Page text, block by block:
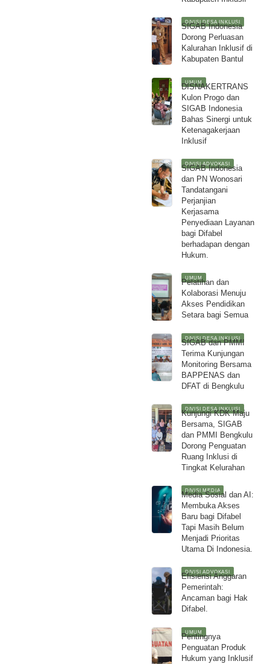
DIVISI DESA INKLUSI
SIGAB Indonesia
Dorong Perluasan
Kalurahan Inklusif di
Kabupaten Bantul
UMUM
DISNAKERTRANS
Kulon Progo dan
SIGAB Indonesia
Bahas Sinergi untuk
Ketenagakerjaan
Inklusif
DIVISI ADVOKASI
SIGAB Indonesia
dan PN Wonosari
Tandatangani
Perjanjian
Kerjasama
Penyediaan Layanan
bagi Difabel
berhadapan dengan
Hukum.
UMUM
Pelatihan dan
Kolaborasi Menuju
Akses Pendidikan
Setara bagi Semua
DIVISI DESA INKLUSI
SIGAB dan PMMI
Terima Kunjungan
Monitoring Bersama
BAPPENAS dan
DFAT di Bengkulu
DIVISI DESA INKLUSI
Kunjungi KDK Maju
Bersama, SIGAB
dan PMMI Bengkulu
Dorong Penguatan
Ruang Inklusi di
Tingkat Kelurahan
DIVISI MEDIA
Media Sosial dan AI:
Membuka Akses
Baru bagi Difabel
Tapi Masih Belum
Menjadi Prioritas
Utama Di Indonesia.
DIVISI ADVOKASI
Efisiensi Anggaran
Pemerintah:
Ancaman bagi Hak
Difabel.
UMUM
Pentingnya
Penguatan Produk
Hukum yang Inklusif